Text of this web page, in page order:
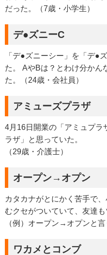
だった。（7歳・小学生）
デ●ズニーC
「デ●ズニーシー」を「デ●
た。 AやBは？とわけ分かん
た。（24歳・会社員）
アミューズプラザ
4月16日開業の「アミュプラ
ラザ」と思っていた。
（29歳・介護士）
オープン→オプン
カタカナがとにかく苦手で
むクセがついていて、友達
（例）オープン→オプンと言
ワカメとコンブ